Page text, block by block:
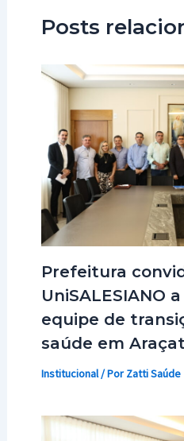
Posts
Prefeitura
UniSALESIANO
equipe de
saúde em
Institucional/ PorZatti Saúde